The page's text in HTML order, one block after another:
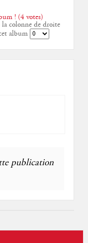
! (4 votes)
colonne de droite
album
publication